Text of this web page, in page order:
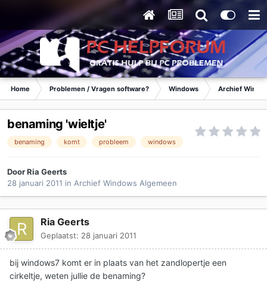
Home Problemen / Vragen software? Windows Archief
benaming 'wieltje'
benaming komt probleem windows
DoorRia Geerts
28 januari 2011 in Archief Windows Algemeen
Ria Geerts
Geplaatst: 28 januari 2011
bij windows7 komt er in plaats van het zandlopertje een
cirkeltje, weten jullie de benaming?